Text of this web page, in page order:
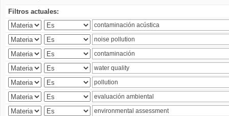
Filtros actuales: